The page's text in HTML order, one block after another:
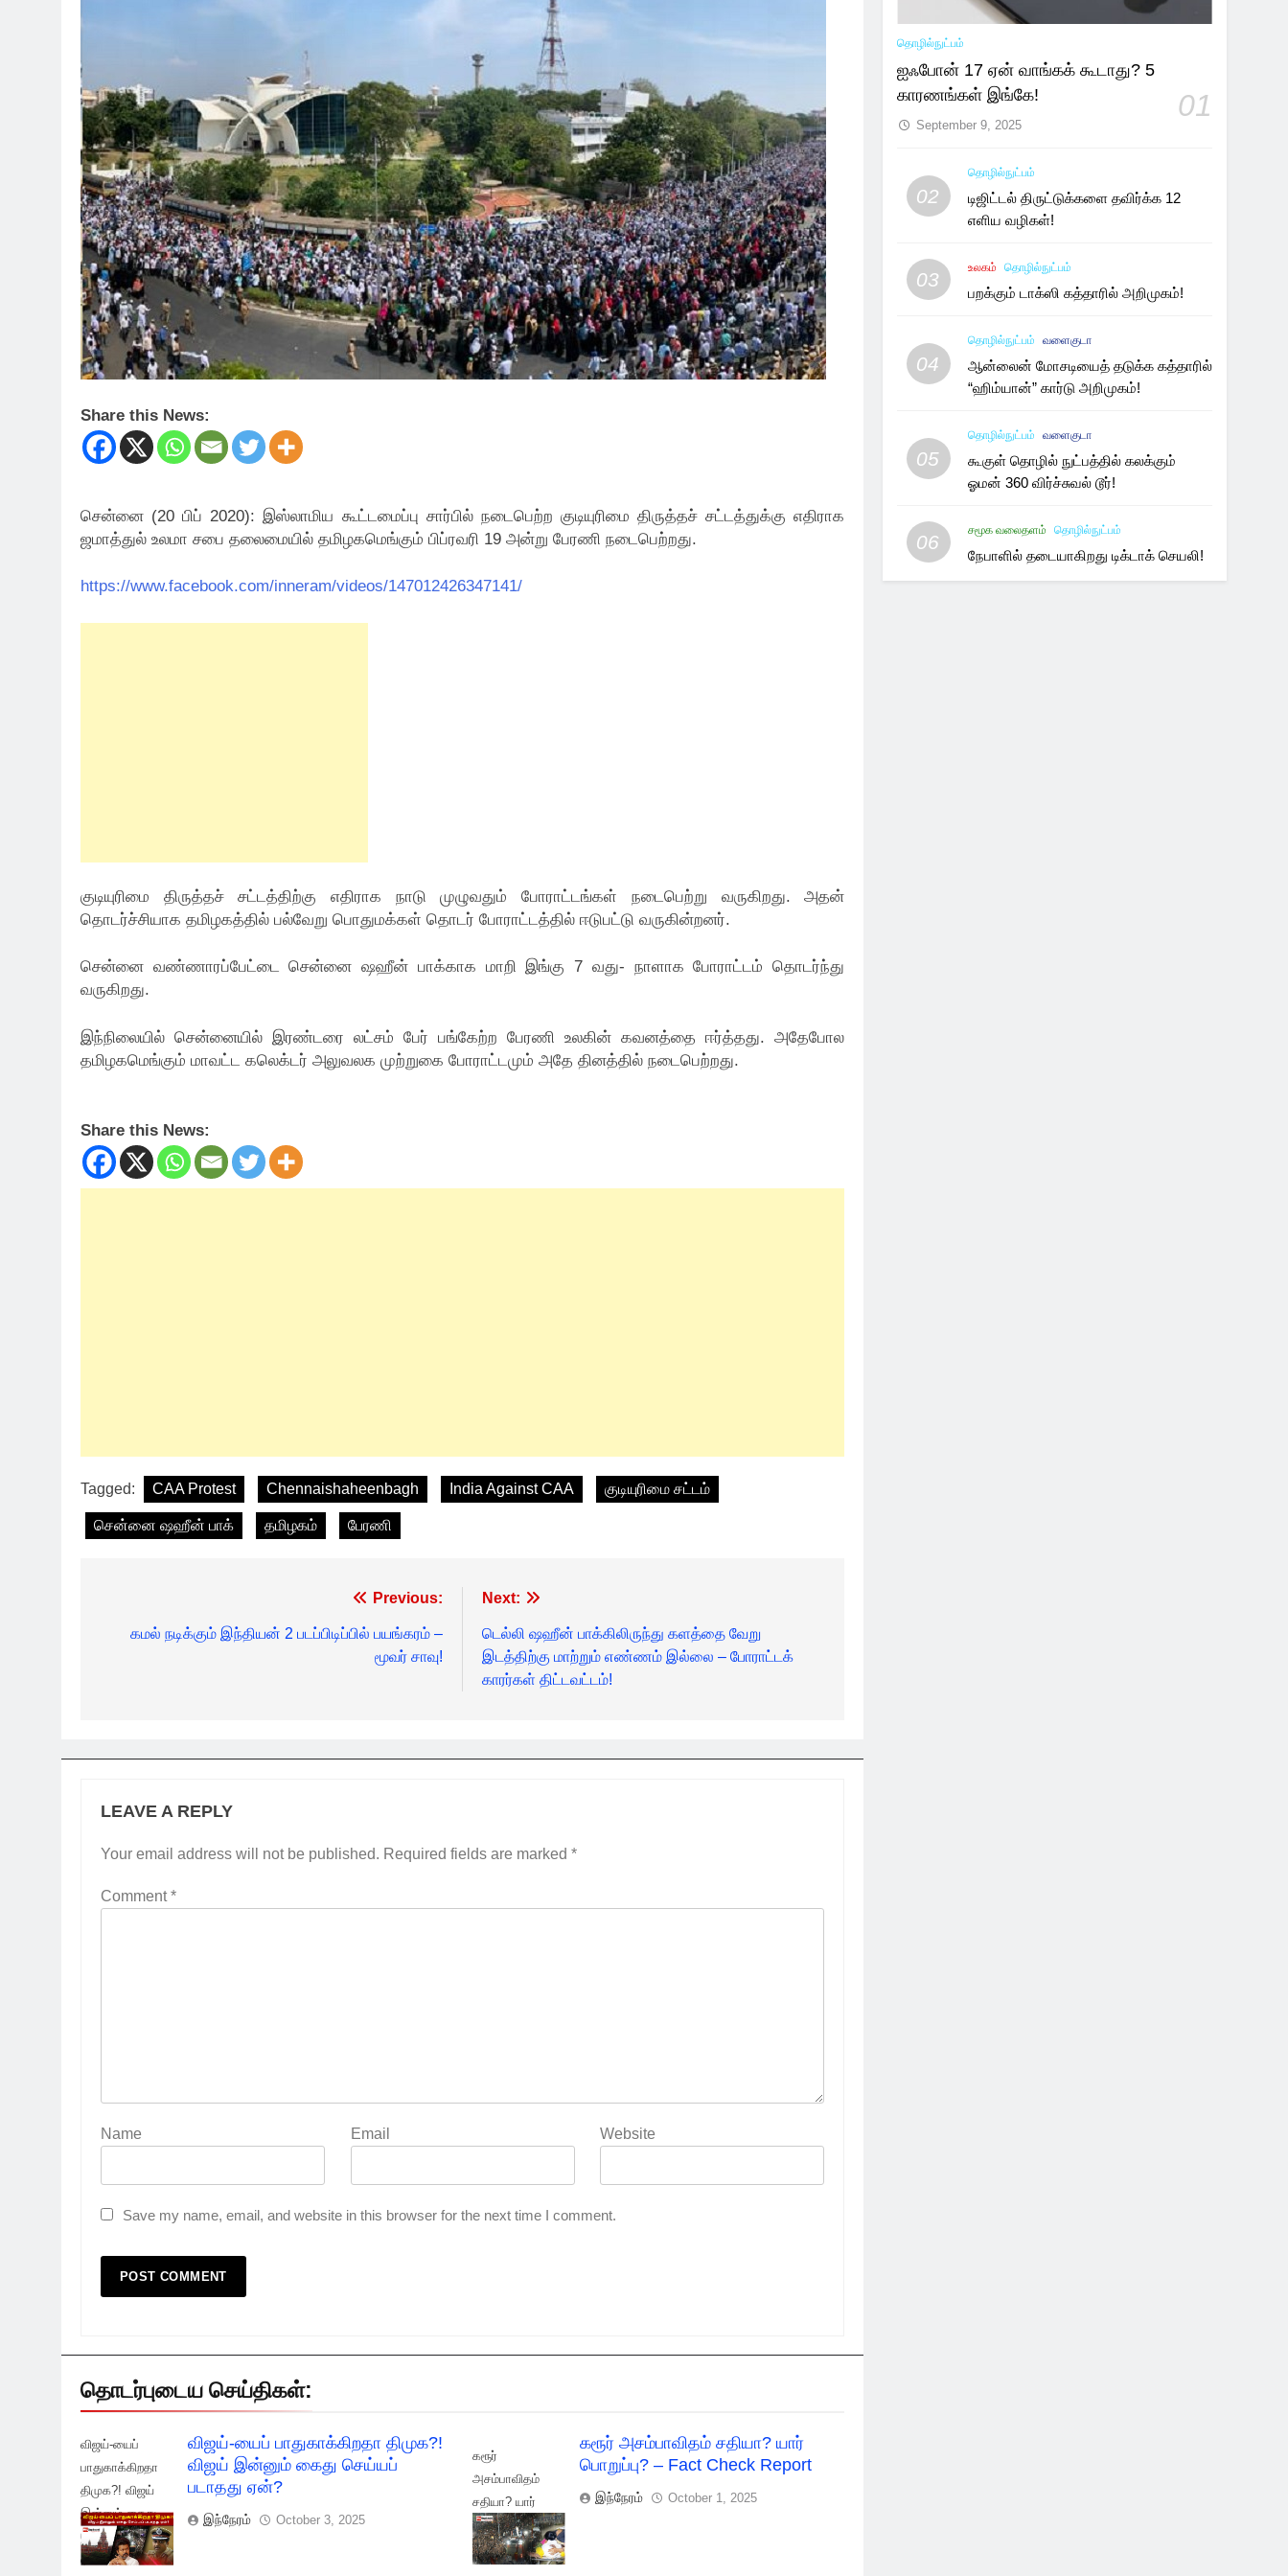
Share this News:
சென்னை (20 பிப் 2020): இஸ்லாமிய கூட்டமைப்பு சார்பில் நடைபெற்ற குடியுரிமை திருத்தச் சட்டத்துக்கு எதிராக
ஜமாத்துல் உலமா சபை தலைமையில் தமிழகமெங்கும் பிப்ரவரி 19 அன்று பேரணி நடைபெற்றது.
https://www.facebook.com/inneram/videos/147012426347141/
குடியுரிமை திருத்தச் சட்டத்திற்கு எதிராக நாடு முழுவதும் போராட்டங்கள் நடைபெற்று வருகிறது. அதன்
தொடர்ச்சியாக தமிழகத்தில் பல்வேறு பொதுமக்கள் தொடர் போராட்டத்தில் ஈடுபட்டு வருகின்றனர்.
சென்னை வண்ணாரப்பேட்டை சென்னை ஷஹீன் பாக்காக மாறி இங்கு 7 வது- நாளாக போராட்டம் தொடர்ந்து
வருகிறது.
இந்நிலையில் சென்னையில் இரண்டரை லட்சம் பேர் பங்கேற்ற பேரணி உலகின் கவனத்தை ஈர்த்தது. அதேபோல
தமிழகமெங்கும் மாவட்ட கலெக்டர் அலுவலக முற்றுகை போராட்டமும் அதே தினத்தில் நடைபெற்றது.
Share this News:
Tagged: CAA Protest Chennaishaheenbagh India Against CAA குடியுரிமை சட்டம்
சென்னை ஷஹீன் பாக் தமிழகம் பேரணி
navigation
Previous:
கமல் நடிக்கும் இந்தியன் 2 படப்பிடிப்பில் பயங்கரம் –
மூவர் சாவு!
Next:
டெல்லி ஷஹீன் பாக்கிலிருந்து களத்தை வேறு
இடத்திற்கு மாற்றும் எண்ணம் இல்லை – போராட்டக்
காரர்கள் திட்டவட்டம்!
LEAVE A REPLY
Your email address will not be published. Required fields are marked *
Comment*
Name Email Website
Save my name, email, and website in this browser for the next time I comment.
தொடர்புடைய செய்திகள்:
விஜய்-யைப்
பாதுகாக்கிறதா
திமுக?! விஜய்
இன்னும் கைது
செய்யப் படாதது
ஏன்?
விஜய்-யைப் பாதுகாக்கிறதா திமுக?!
விஜய் இன்னும் கைது செய்யப்
படாதது ஏன்?
இந்நேரம் October 3, 2025
கரூர்
அசம்பாவிதம்
சதியா? யார்
பொறுப்பு? - Fact
Check Report
கரூர் அசம்பாவிதம் சதியா? யார்
பொறுப்பு? – Fact Check Report
இந்நேரம் October 1, 2025
தொழில்நுட்பம்
ஐஃபோன் 17 ஏன் வாங்கக் கூடாது? 5
காரணங்கள் இங்கே!
01
September 9, 2025
02
தொழில்நுட்பம்
டிஜிட்டல் திருட்டுக்களை தவிர்க்க 12
எளிய வழிகள்!
03
உலகம் தொழில்நுட்பம்
பறக்கும் டாக்ஸி கத்தாரில் அறிமுகம்!
04
தொழில்நுட்பம் வளைகுடா
ஆன்லைன் மோசடியைத் தடுக்க கத்தாரில்
“ஹிம்யான்” கார்டு அறிமுகம்!
05
தொழில்நுட்பம் வளைகுடா
கூகுள் தொழில் நுட்பத்தில் கலக்கும்
ஓமன் 360 விர்ச்சுவல் டூர்!
06
சமூக வலைதளம் தொழில்நுட்பம்
நேபாளில் தடையாகிறது டிக்டாக் செயலி!